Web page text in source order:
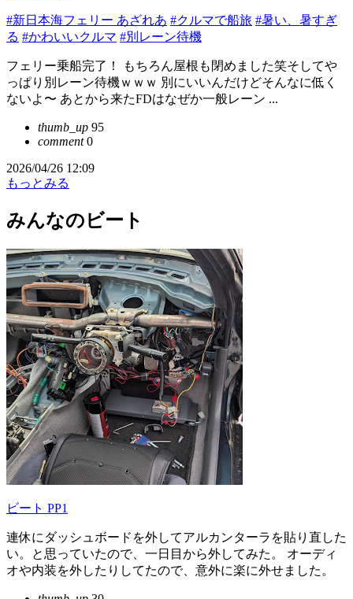
#新日本海フェリー あざれあ #クルマで船旅 #暑い、暑すぎ
る #かわいいクルマ #別レーン待機
フェリー乗船完了！ もちろん屋根も閉めました笑そしてや
っぱり別レーン待機ｗｗｗ 別にいいんだけどそんなに低く
ないよ〜 あとから来たFDはなぜか一般レーン ...
thumb_up 95
comment0
2026/04/26 12:09
もっとみる
みんなのビート
ビート PP1
連休にダッシュボードを外してアルカンターラを貼り直した
い。と思っていたので、一日目から外してみた。 オーディ
オや内装を外したりしてたので、意外に楽に外せました。